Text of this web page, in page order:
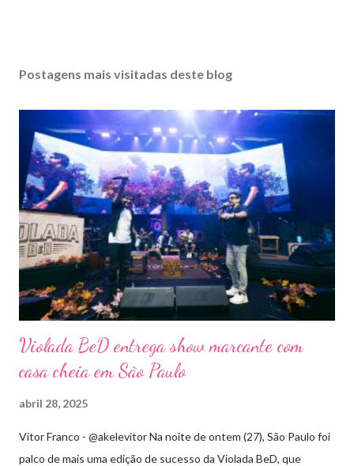
Postagens mais visitadas deste blog
Violada BeD entrega show marcante com
casa cheia em São Paulo
abril 28, 2025
Vitor Franco - @akelevitor Na noite de ontem (27), São Paulo foi
palco de mais uma edição de sucesso da Violada BeD, que